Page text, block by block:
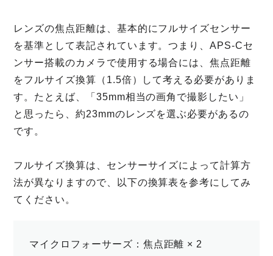
レンズの焦点距離は、基本的にフルサイズセンサー
を基準として表記されています。つまり、APS-Cセ
ンサー搭載のカメラで使用する場合には、焦点距離
をフルサイズ換算（1.5倍）して考える必要がありま
す。たとえば、「35mm相当の画角で撮影したい」
と思ったら、約23mmのレンズを選ぶ必要があるの
です。
フルサイズ換算は、センサーサイズによって計算方
法が異なりますので、以下の換算表を参考にしてみ
てください。
マイクロフォーサーズ：焦点距離 × 2